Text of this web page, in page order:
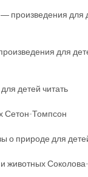
произведения для
для
детей читать
Сетон-Томпсон
о природе для
животных